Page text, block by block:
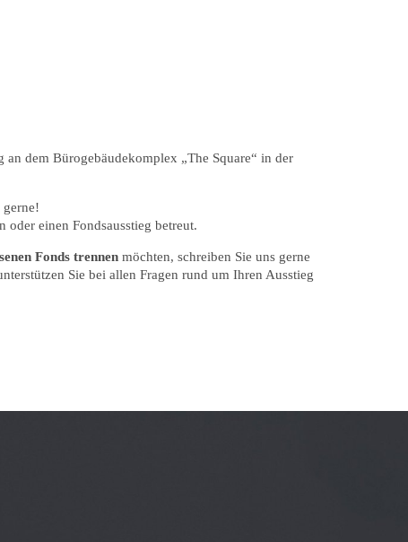
dem Bürogebäudekomplex „The Square“ in der
gerne!
oder einen Fondsausstieg betreut.
Fonds trennen möchten, schreiben Sie uns gerne
Sie bei allen Fragen rund um Ihren Ausstieg